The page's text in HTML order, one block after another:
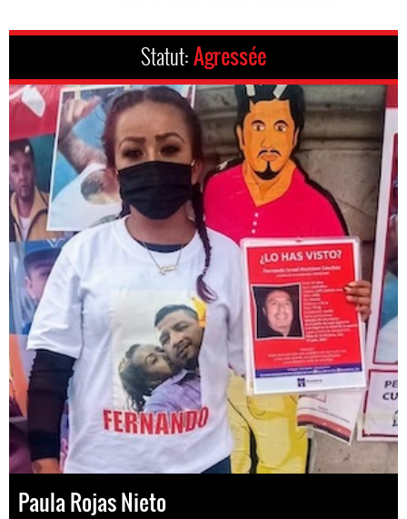
Statut:Agressée
Paula Rojas Nieto